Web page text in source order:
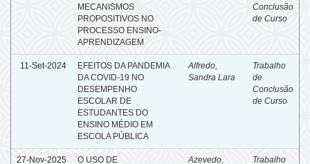
MECANISMOS
PROPOSITIVOS NO
PROCESSO ENSINO-
APRENDIZAGEM
Conclusão
de Curso
11-Set-2024
EFEITOS DA PANDEMIA
DA COVID-19 NO
DESEMPENHO
ESCOLAR DE
ESTUDANTES DO
ENSINO MÉDIO EM
ESCOLA PÚBLICA
Alfredo,
Sandra Lara
Trabalho
de
Conclusão
de Curso
27-Nov-2025
O USO DE
Azevedo,
Trabalho